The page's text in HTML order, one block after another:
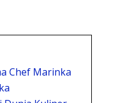
Chef Marinka